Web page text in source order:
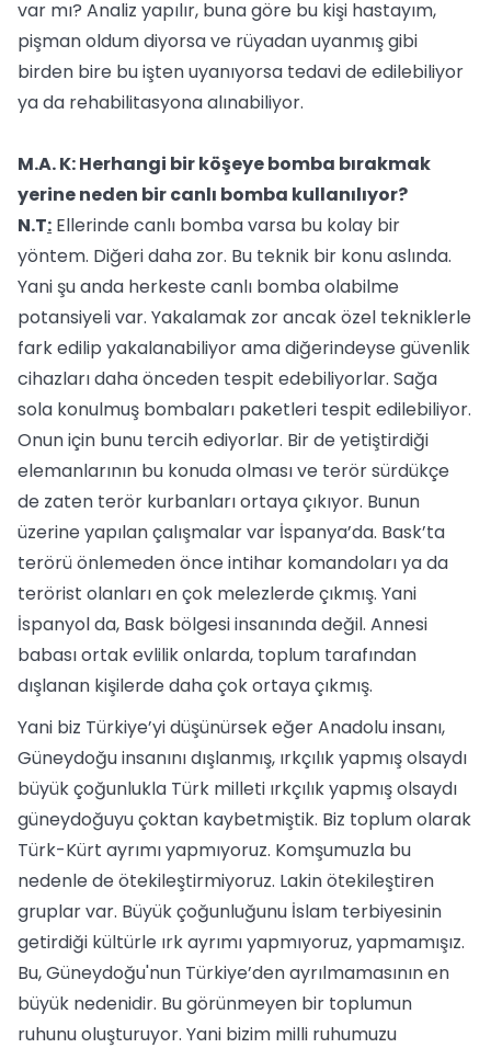
var mı? Analiz yapılır, buna göre bu kişi hastayım,
pişman oldum diyorsa ve rüyadan uyanmış gibi
birden bire bu işten uyanıyorsa tedavi de edilebiliyor
ya da rehabilitasyona alınabiliyor.
M.A. K: Herhangi bir köşeye bomba bırakmak
yerine neden bir canlı bomba kullanılıyor?
N.T: Ellerinde canlı bomba varsa bu kolay bir
yöntem. Diğeri daha zor. Bu teknik bir konu aslında.
Yani şu anda herkeste canlı bomba olabilme
potansiyeli var. Yakalamak zor ancak özel tekniklerle
fark edilip yakalanabiliyor ama diğerindeyse güvenlik
cihazları daha önceden tespit edebiliyorlar. Sağa
sola konulmuş bombaları paketleri tespit edilebiliyor.
Onun için bunu tercih ediyorlar. Bir de yetiştirdiği
elemanlarının bu konuda olması ve terör sürdükçe
de zaten terör kurbanları ortaya çıkıyor. Bunun
üzerine yapılan çalışmalar var İspanya’da. Bask’ta
terörü önlemeden önce intihar komandoları ya da
terörist olanları en çok melezlerde çıkmış. Yani
İspanyol da, Bask bölgesi insanında değil. Annesi
babası ortak evlilik onlarda, toplum tarafından
dışlanan kişilerde daha çok ortaya çıkmış.
Yani biz Türkiye’yi düşünürsek eğer Anadolu insanı,
Güneydoğu insanını dışlanmış, ırkçılık yapmış olsaydı
büyük çoğunlukla Türk milleti ırkçılık yapmış olsaydı
güneydoğuyu çoktan kaybetmiştik. Biz toplum olarak
Türk-Kürt ayrımı yapmıyoruz. Komşumuzla bu
nedenle de ötekileştirmiyoruz. Lakin ötekileştiren
gruplar var. Büyük çoğunluğunu İslam terbiyesinin
getirdiği kültürle ırk ayrımı yapmıyoruz, yapmamışız.
Bu, Güneydoğu'nun Türkiye’den ayrılmamasının en
büyük nedenidir. Bu görünmeyen bir toplumun
ruhunu oluşturuyor. Yani bizim milli ruhumuzu